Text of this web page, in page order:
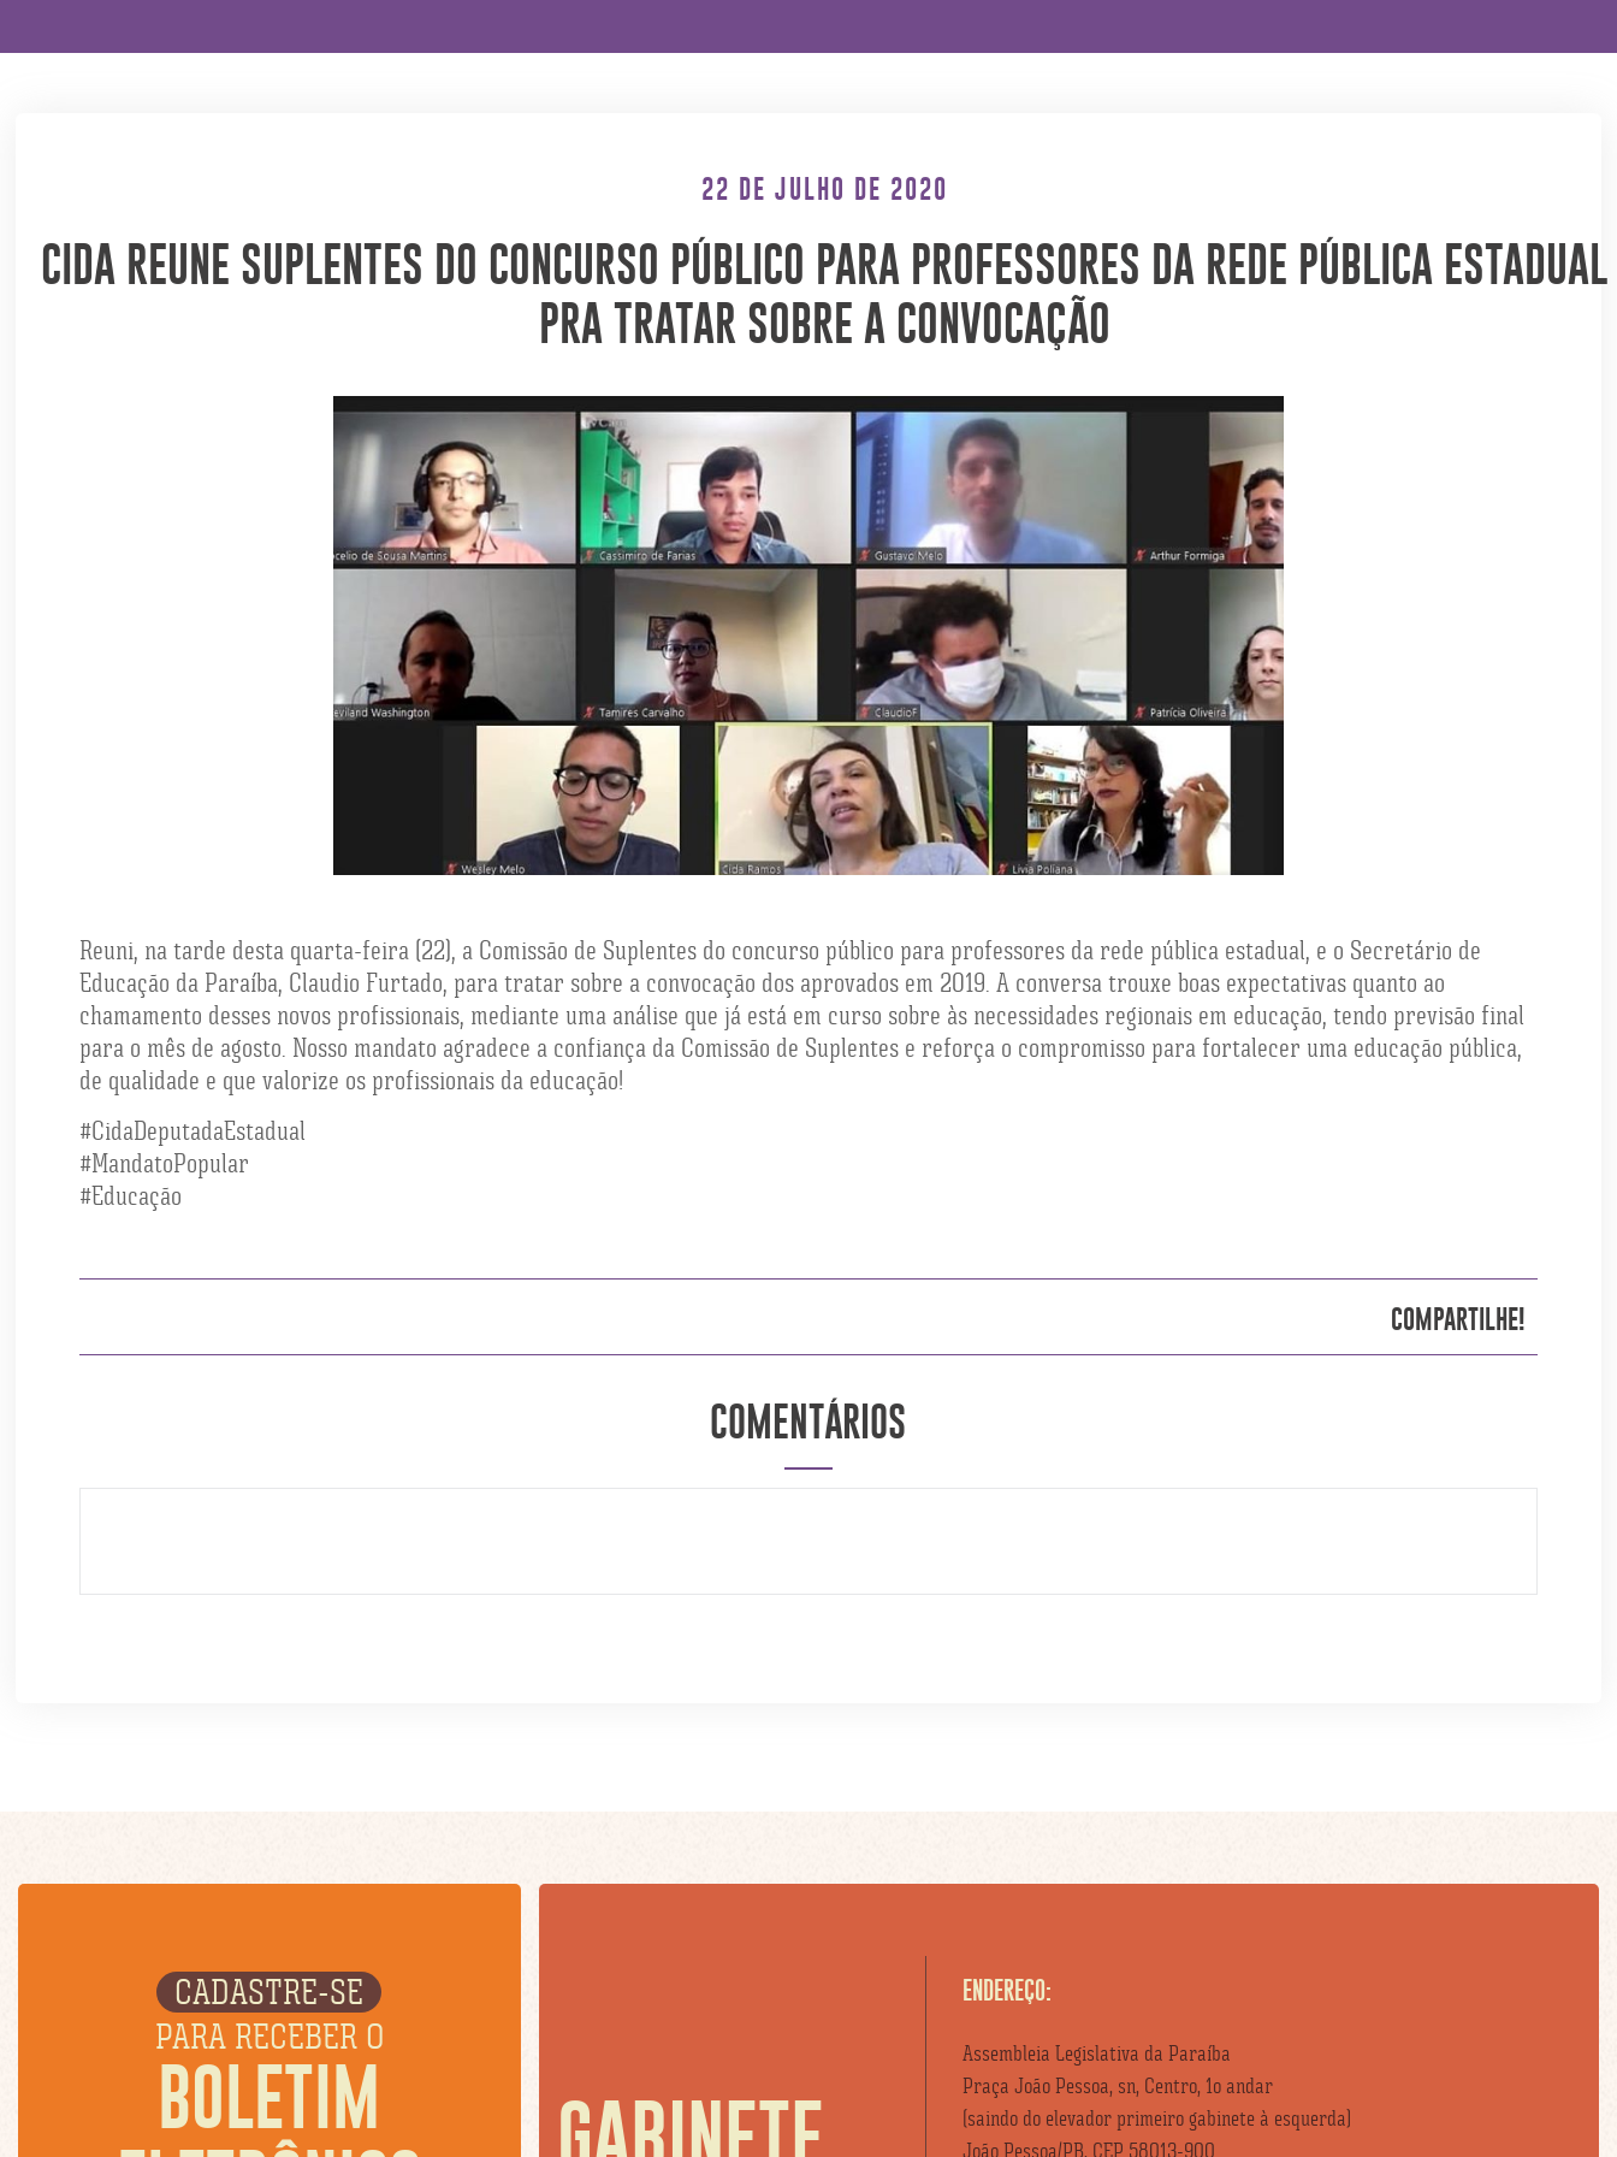
22 DE JULHO DE 2020
CIDA REUNE SUPLENTES DO CONCURSO PÚBLICO PARA PROFESSORES DA REDE PÚBLICA ESTADUAL
PRA TRATAR SOBRE A CONVOCAÇÃO
Reuni, na tarde desta quarta-feira (22), a Comissão de Suplentes do concurso público para professores da rede pública estadual, e o Secretário de
Educação da Paraíba, Claudio Furtado, para tratar sobre a convocação dos aprovados em 2019. A conversa trouxe boas expectativas quanto ao
chamamento desses novos profissionais, mediante uma análise que já está em curso sobre às necessidades regionais em educação, tendo previsão final
para o mês de agosto. Nosso mandato agradece a confiança da Comissão de Suplentes e reforça o compromisso para fortalecer uma educação pública,
de qualidade e que valorize os profissionais da educação!
#CidaDeputadaEstadual
#MandatoPopular
#Educação
COMPARTILHE!
COMENTÁRIOS
CADASTRE-SE
PARA RECEBER O
BOLETIM
GABINETE
ENDEREÇO:
Assembleia Legislativa da Paraíba
Praça João Pessoa, sn, Centro, 1o andar
(saindo do elevador primeiro gabinete à esquerda)